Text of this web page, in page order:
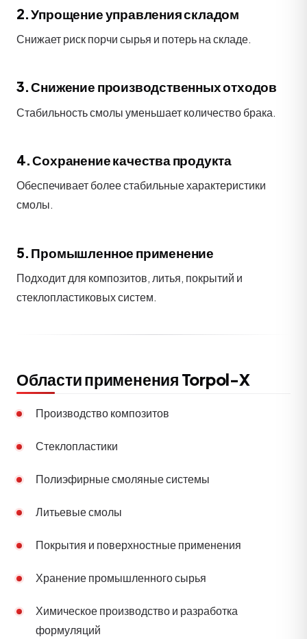
2. Упрощение управления складом
Снижает риск порчи сырья и потерь на складе.
3. Снижение производственных отходов
Стабильность смолы уменьшает количество брака.
4. Сохранение качества продукта
Обеспечивает более стабильные характеристики
смолы.
5. Промышленное применение
Подходит для композитов, литья, покрытий и
стеклопластиковых систем.
Области применения Torpol-X
Производство композитов
Стеклопластики
Полиэфирные смоляные системы
Литьевые смолы
Покрытия и поверхностные применения
Хранение промышленного сырья
Химическое производство и разработка
формуляций